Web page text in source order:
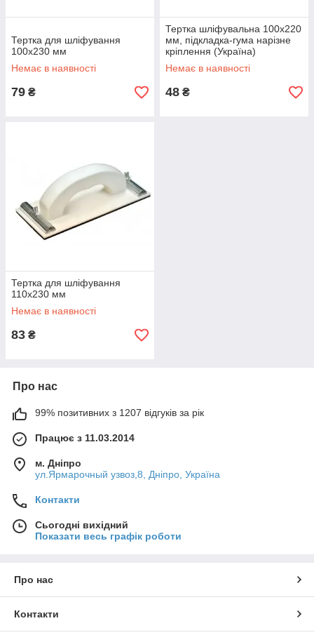
Тертка для шліфування
100х230 мм
Немає в наявності
79 ₴
Тертка шліфувальна 100х220
мм, підкладка-гума нарізне
кріплення (Україна)
Немає в наявності
48 ₴
Тертка для шліфування
110х230 мм
Немає в наявності
83 ₴
Про нас
99% позитивних з 1207 відгуків за рік
Працює з 11.03.2014
м. Дніпро
ул.Ярмарочный узвоз,8, Дніпро, Україна
Контакти
Сьогодні вихідний
Показати весь графік роботи
Про нас
Контакти